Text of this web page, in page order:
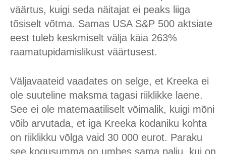
väärtus, kuigi seda näitajat ei peaks liiga
tõsiselt võtma. Samas USA S&P 500 aktsiate
eest tuleb keskmiselt välja käia 263%
raamatupidamislikust väärtusest.
Väljavaateid vaadates on selge, et Kreeka ei
ole suuteline maksma tagasi riiklikke laene.
See ei ole matemaatiliselt võimalik, kuigi mõni
võib arvutada, et iga Kreeka kodaniku kohta
on riiklikku võlga vaid 30 000 eurot. Paraku
see kogusumma on umbes sama palju, kui on